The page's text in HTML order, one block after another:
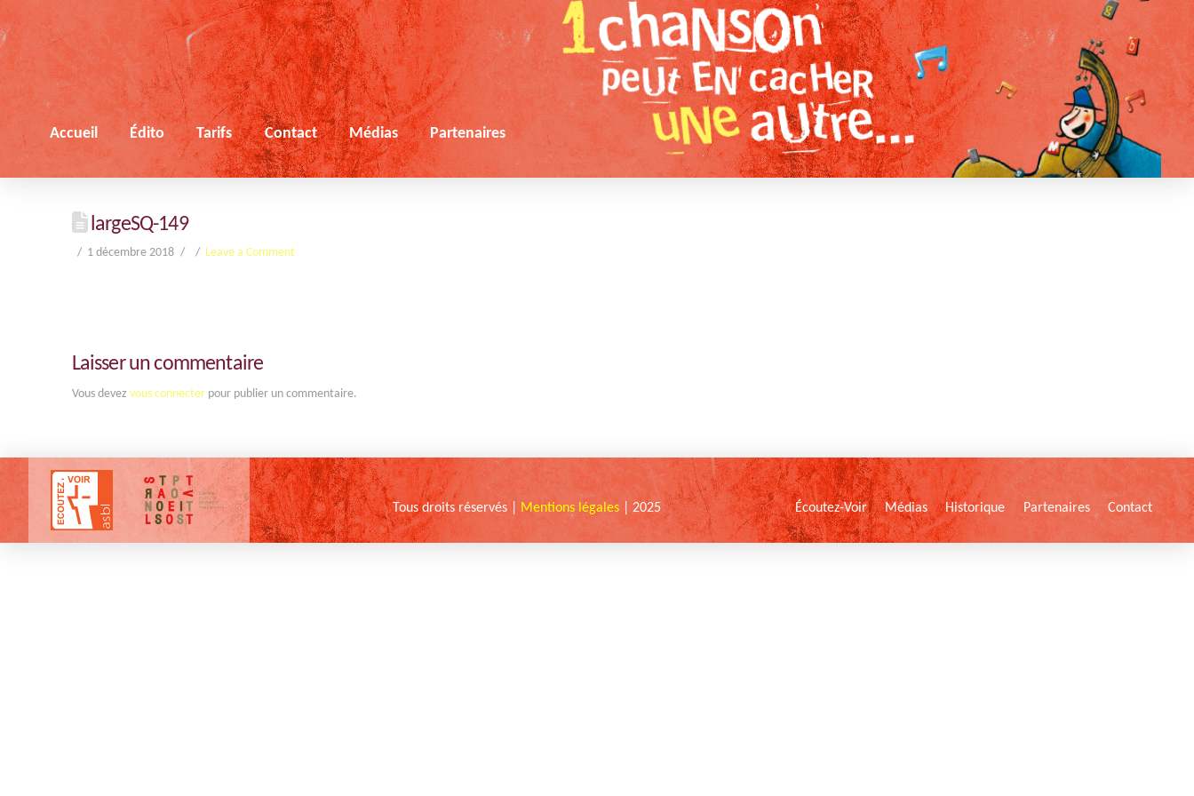
Accueil Édito Tarifs Contact Médias Partenaires
largeSQ-149
1 décembre 2018 Leave a Comment
Laisser un commentaire
Vous devez vous connecterpour publier un commentaire.
Tous droits réservés | Mentions légales | 2025 Écoutez-Voir Médias Historique Partenaires Contact